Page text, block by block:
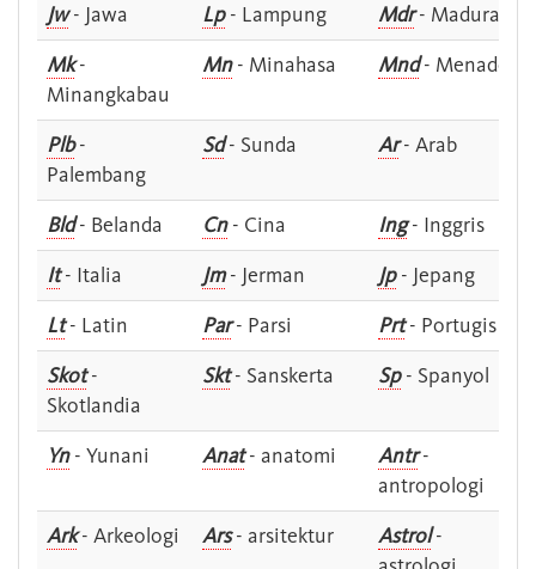
Jw- Jawa Lp- Lampung Mdr- Madura
Mk-
Minangkabau
Mn- Minahasa Mnd- Menado
Plb-
Palembang
Sd- Sunda Ar- Arab
Bld- Belanda Cn- Cina Ing- Inggris
It- Italia Jm- Jerman Jp- Jepang
Lt- Latin Par- Parsi Prt- Portugis
Skot-
Skotlandia
Skt- Sanskerta Sp- Spanyol
Yn- Yunani Anat- anatomi Antr-
antropologi
Ark- Arkeologi Ars- arsitektur Astrol-